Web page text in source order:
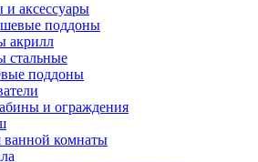
и аксессуары
поддоны
акрилл
стальные
поддоны
и ограждения
ванной комнаты